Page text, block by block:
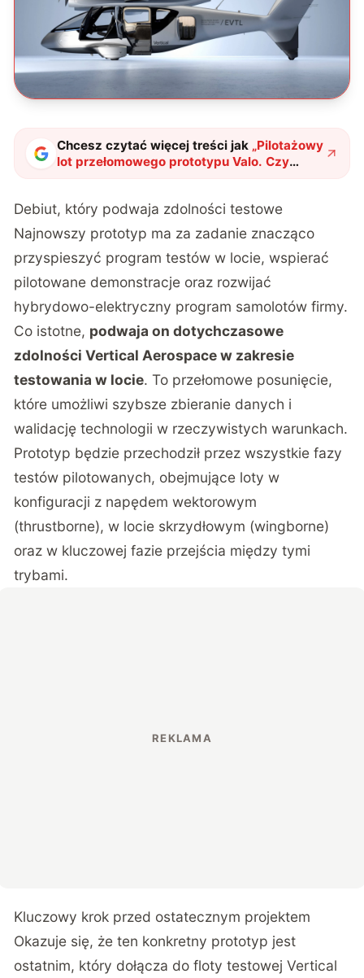
Chcesz czytać więcej treści jak „Pilotażowy
lot przełomowego prototypu Valo. Czy
czekają nas hybrydowe latające
Debiut, który podwaja zdolności testowe
Najnowszy prototyp ma za zadanie znacząco
przyspieszyć program testów w locie, wspierać
pilotowane demonstracje oraz rozwijać
hybrydowo-elektryczny program samolotów firmy.
Co istotne, podwaja on dotychczasowe
zdolności Vertical Aerospace w zakresie
testowania w locie. To przełomowe posunięcie,
które umożliwi szybsze zbieranie danych i
walidację technologii w rzeczywistych warunkach.
Prototyp będzie przechodził przez wszystkie fazy
testów pilotowanych, obejmujące loty w
konfiguracji z napędem wektorowym
(thrustborne), w locie skrzydłowym (wingborne)
oraz w kluczowej fazie przejścia między tymi
trybami.
Kluczowy krok przed ostatecznym projektem
Okazuje się, że ten konkretny prototyp jest
ostatnim, który dołącza do floty testowej Vertical